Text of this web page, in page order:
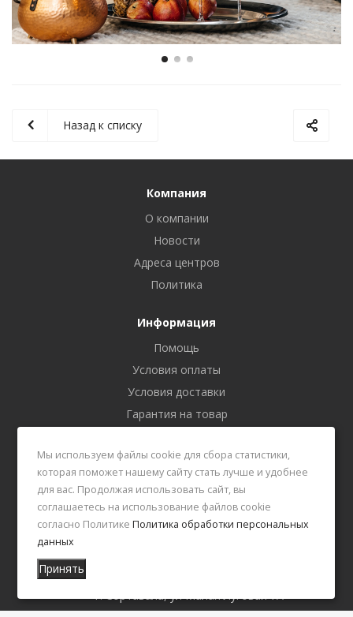
Назад к списку
Компания
О компании
Новости
Адреса центров
Политика
Информация
Помощь
Условия оплаты
Условия доставки
Гарантия на товар
Наши контакты
+7 (911) 400-42-27
г. Сортавала, ул Малая Луговая 7А
Мы используем файлы cookie для сбора статистики,
которая поможет нашему сайту стать лучше и удобнее
для вас. Продолжая использовать сайт, вы
соглашаетесь на использование файлов cookie
согласно ПолитикеПолитика обработки персональных
данных
Принять